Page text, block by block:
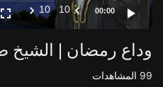
00:00
10
10
وداع رمضان | الشيخ
99 المشاهدات